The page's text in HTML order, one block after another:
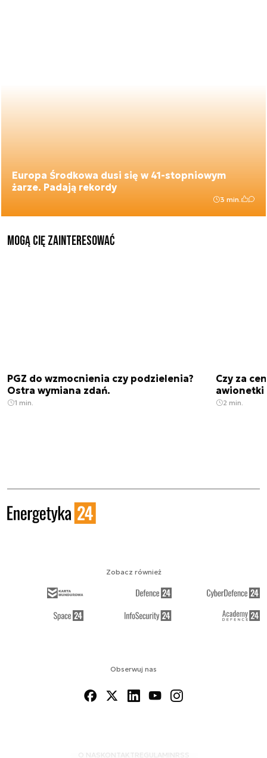
Europa Środkowa dusi się w 41-stopniowym
żarze. Padają rekordy
3 min.
Mogą Cię zainteresować
PGZ do wzmocnienia czy podzielenia?
Ostra wymiana zdań.
1 min.
Czy za
awionetki
2 min.
Obserwuj nas
O NAS KONTAKTREGULAMINRSS
Zobacz również